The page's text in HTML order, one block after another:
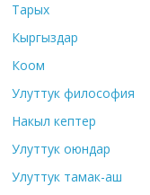
Тарых
Кыргыздар
Коом
Улуттук философия
Накыл кептер
Улуттук оюндар
Улуттук тамак-аш